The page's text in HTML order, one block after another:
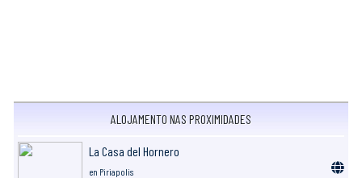
ALOJAMENTO NAS PROXIMIDADES
La Casa del Hornero
en Piriapolis